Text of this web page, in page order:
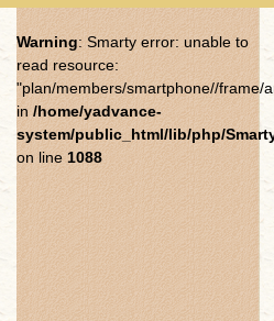
Warning: Smarty error: unable to
read resource:
"plan/members/smartphone//frame/
in /home/yadvance-
system/public_html/lib/php/
on line 1088